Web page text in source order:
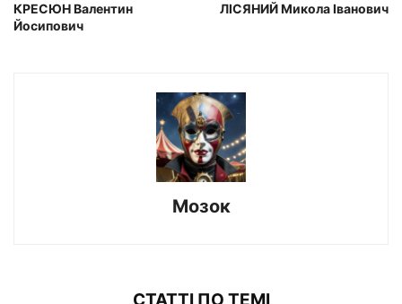
КРЕСЮН Валентин
Йосипович
ЛІСЯНИЙ Микола Іванович
Мозок